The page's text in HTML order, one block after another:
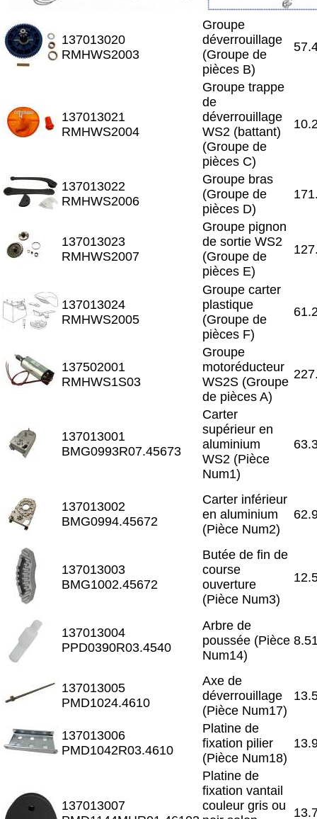
137013020
RMHWS2003
Groupe
déverrouillage
(Groupe de
pièces B)
137013021
RMHWS2004
Groupe trappe
de
déverrouillage
WS2 (battant)
(Groupe de
pièces C)
137013022
RMHWS2006
Groupe bras
(Groupe de
pièces D)
137013023
RMHWS2007
Groupe pignon
de sortie WS2
(Groupe de
pièces E)
137013024
RMHWS2005
Groupe carter
plastique
(Groupe de
pièces F)
137502001
RMHWS1S03
Groupe
motoréducteur
WS2S (Groupe
de pièces A)
137013001
BMG0993R07.45673
Carter
supérieur en
aluminium
WS2 (Pièce
Num1)
137013002
BMG0994.45672
Carter inférieur
en aluminium
(Pièce Num2)
137013003
BMG1002.45672
Butée de fin de
course
ouverture
(Pièce Num3)
137013004
PPD0390R03.4540
Arbre de
poussée (Pièce
Num14)
137013005
PMD1024.4610
Axe de
déverrouillage
(Pièce Num17)
137013006
PMD1042R03.4610
Platine de
fixation pilier
(Pièce Num18)
137013007
Platine de
fixation vantail
couleur gris ou